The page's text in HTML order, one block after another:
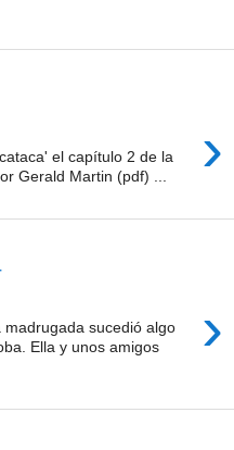
›
el capítulo 2 de la
Gerald Martin (pdf) ...
›
sucedió algo
Ella y unos amigos